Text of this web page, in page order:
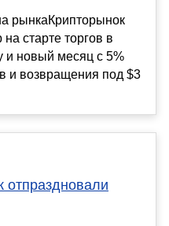
рынкаКрипторынок
старте торгов в
и новый месяц с 5%
и возвращения под $3